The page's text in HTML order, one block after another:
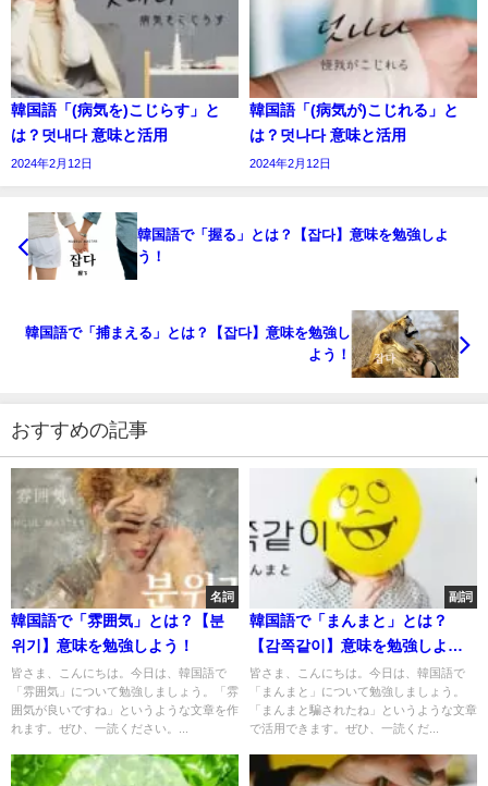
韓国語「(病気を)こじらす」と
は？덧내다 意味と活用
2024年2月12日
韓国語「(病気が)こじれる」と
は？덧나다 意味と活用
2024年2月12日
韓国語で「握る」とは？【잡다】意味を勉強しよ
う！
韓国語で「捕まえる」とは？【잡다】意味を勉強し
よう！
おすすめの記事
名詞
韓国語で「雰囲気」とは？【분
위기】意味を勉強しよう！
皆さま、こんにちは。今日は、韓国語で
「雰囲気」について勉強しましょう。「雰
囲気が良いですね」というような文章を作
れます。ぜひ、一読ください。...
副詞
韓国語で「まんまと」とは？
【감쪽같이】意味を勉強しよ
う！
皆さま、こんにちは。今日は、韓国語で
「まんまと」について勉強しましょう。
「まんまと騙されたね」というような文章
で活用できます。ぜひ、一読くだ...